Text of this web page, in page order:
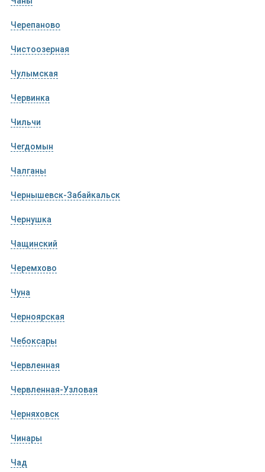
Черепаново
Чистоозерная
Чулымская
Червинка
Чильчи
Чегдомын
Чалганы
Чернышевск-Забайкальск
Чернушка
Чащинский
Черемхово
Чуна
Черноярская
Чебоксары
Червленная
Червленная-Узловая
Черняховск
Чинары
Чад